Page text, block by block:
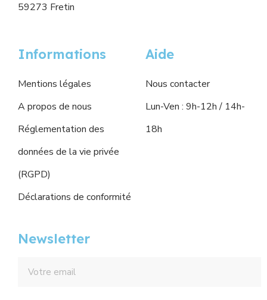
59273 Fretin
Informations
Mentions légales
A propos de nous
Réglementation des
données de la vie privée
(RGPD)
Déclarations de conformité
Aide
Nous contacter
Lun-Ven : 9h-12h / 14h-
18h
Newsletter